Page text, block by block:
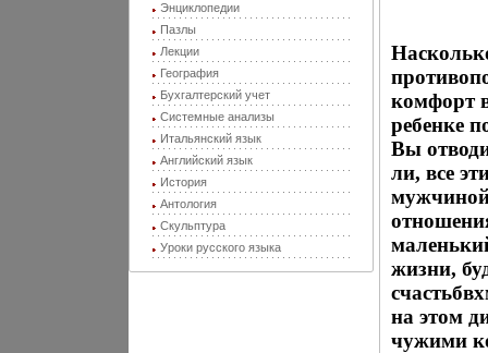
Энциклопедии
Пазлы
Лекции
География
Бухгалтерский учет
Системные анализы
Итальянский язык
Английский язык
История
Антология
Скульптура
Уроки русского языка
комфорт
ребенке
Вы
ли, все
жизни,
на этом
чужими